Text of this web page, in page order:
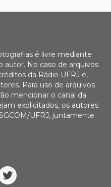
Twitter
é livre mediante
autor. No caso de arquivos
da Rádio UFRJ e,
Para uso de arquivos
mencionar o canal da
explicitados, os autores.
UFRJ, juntamente